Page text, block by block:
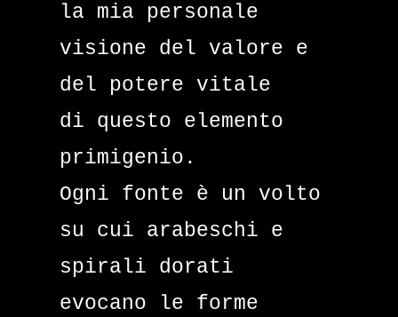
la mia personale
visione del valore e
del potere vitale
di questo elemento
primigenio.
Ogni fonte è un volto
su cui arabeschi e
spirali dorati
evocano le forme